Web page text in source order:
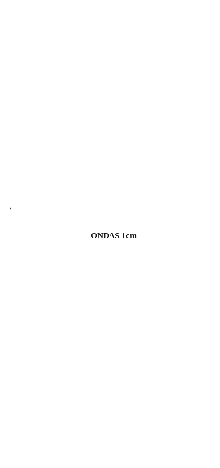
ONDAS 1cm